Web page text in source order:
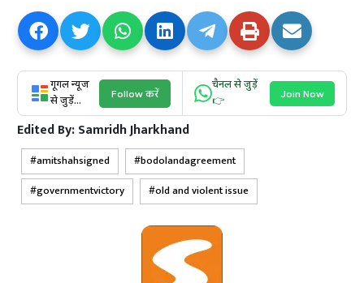
गूगल न्यूज
से जुड़ें...
Follow करें
चैनल से जुड़ें
👉
Join Now
Edited By:Samridh Jharkhand
amitshahsigned
bodolandagreement
governmentvictory
old and violent issue